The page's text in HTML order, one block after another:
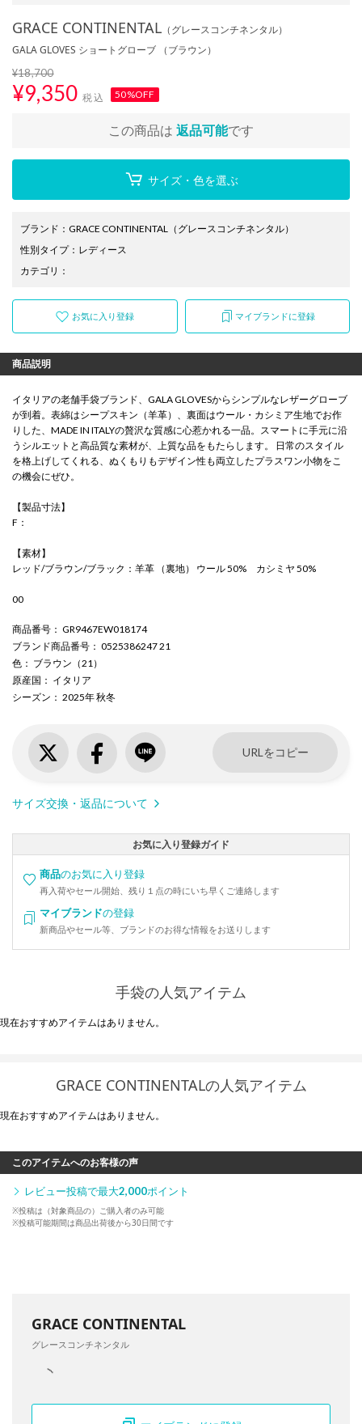
GRACE CONTINENTAL （グレースコンチネンタル）
GALA GLOVES ショートグローブ （ブラウン）
¥18,700
¥9,350 税込 50%OFF
この商品は 返品可能です
サイズ・色を選ぶ
ブランド ： GRACE CONTINENTAL
（グレースコンチネンタル）
性別タイプ： レディース
カテゴリ ：
お気に入り登録 マイブランドに登録
商品説明
イタリアの老舗手袋ブランド、GALA GLOVESからシンプルなレザーグローブ
が到着。表綿はシープスキン（羊革）、裏面はウール・カシミア生地でお作
りした、MADE IN ITALYの贅沢な質感に心惹かれる一品。スマートに手元に沿
うシルエットと高品質な素材が、上質な品をもたらします。 日常のスタイル
を格上げしてくれる、ぬくもりもデザイン性も両立したプラスワン小物をこ
の機会にぜひ。
【製品寸法】
F：
【素材】
レッド/ブラウン/ブラック：羊革 （裏地） ウール 50% カシミヤ 50%
00
商品番号 ： GR9467EW018174
ブランド商品番号 ： 0525386247 21
色 ： ブラウン（21）
原産国 ： イタリア
シーズン ： 2025年 秋冬
URLをコピー
サイズ交換・返品について
お気に入り登録ガイド
商品のお気に入り登録
再入荷やセール開始、残り１点の時にいち早くご連絡します
マイブランドの登録
新商品やセール等、ブランドのお得な情報をお送りします
手袋の人気アイテム
現在おすすめアイテムはありません。
GRACE CONTINENTALの人気アイテム
現在おすすめアイテムはありません。
このアイテムへのお客様の声
レビュー投稿で最大2,000ポイント
※投稿は（対象商品の）ご購入者のみ可能
※投稿可能期間は商品出荷後から30日間です
GRACE CONTINENTAL
グレースコンチネンタル